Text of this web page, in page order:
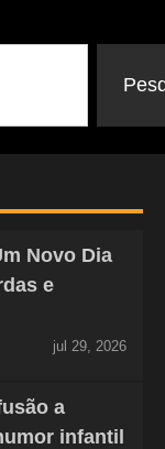
Novo Dia
e
jul 29, 2026
a
infantil